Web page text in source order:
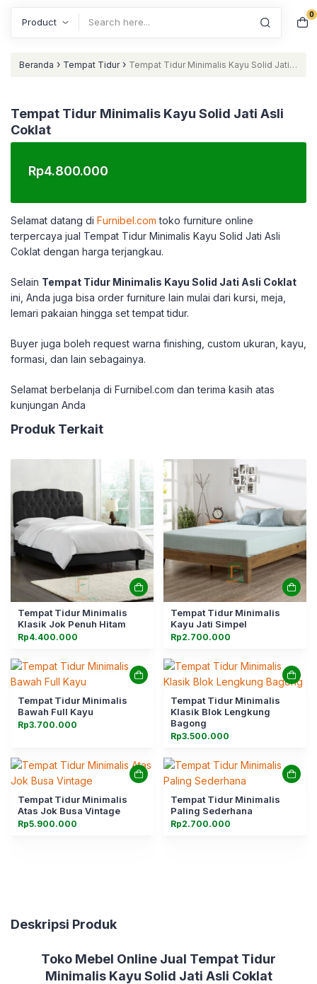
0
Beranda › Tempat Tidur › Tempat Tidur Minimalis Kayu Solid Jati
Tempat Tidur Minimalis Kayu Solid Jati Asli
Coklat
Rp4.800.000
Selamat datang di Furnibel.com toko furniture online
terpercaya jual Tempat Tidur Minimalis Kayu Solid Jati Asli
Coklat dengan harga terjangkau.
Selain Tempat Tidur Minimalis Kayu Solid Jati Asli Coklat
ini, Anda juga bisa order furniture lain mulai dari kursi, meja,
lemari pakaian hingga set tempat tidur.
Buyer juga boleh request warna finishing, custom ukuran, kayu,
formasi, dan lain sebagainya.
Selamat berbelanja di Furnibel.com dan terima kasih atas
kunjungan Anda
Produk Terkait
Tempat Tidur Minimalis
Klasik Jok Penuh Hitam
Rp4.400.000
Tempat Tidur Minimalis
Kayu Jati Simpel
Rp2.700.000
Tempat Tidur Minimalis
Bawah Full Kayu
Rp3.700.000
Tempat Tidur Minimalis
Klasik Blok Lengkung
Bagong
Rp3.500.000
Tempat Tidur Minimalis
Atas Jok Busa Vintage
Rp5.900.000
Tempat Tidur Minimalis
Paling Sederhana
Rp2.700.000
Deskripsi Produk
Toko Mebel Online Jual Tempat Tidur
Minimalis Kayu Solid Jati Asli Coklat